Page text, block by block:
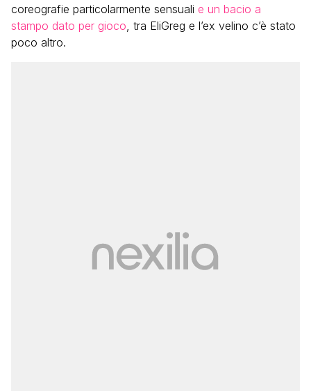
coreografie particolarmente sensuali e un bacio a
stampo dato per gioco , tra EliGreg e l’ex velino c’è stato
poco altro.